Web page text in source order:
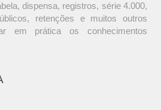
dispensa, registros, série 4.000,
retenções e muitos outros
em prática os conhecimentos